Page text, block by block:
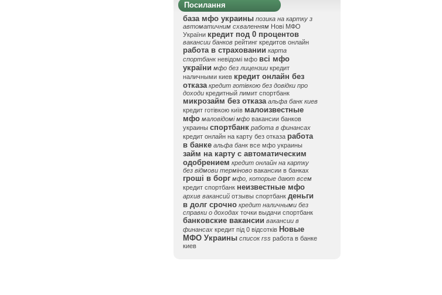
Посилання
база мфо украины позика на картку з
автоматичним схваленням Нові МФО
України кредит под 0 процентов
вакансии банков рейтинг кредитов онлайн
работа в страховании карта
спортбанк невідомі мфо всі мфо
україни мфо без лицензии кредит
наличными киев кредит онлайн без
отказа кредит готівкою без довідки про
доходи кредитный лимит спортбанк
микрозайм без отказа альфа банк киев
кредит готівкою київ малоизвестные
мфо маловідомі мфо вакансии банков
украины спортбанк работа в финансах
кредит онлайн на карту без отказа работа
в банке альфа банк все мфо украины
займ на карту с автоматическим
одобрением кредит онлайн на картку
без відмови терміново вакансии в банках
гроші в борг мфо, которые дают всем
кредит спортбанк неизвестные мфо
архив вакансий отзывы спортбанк деньги
в долг срочно кредит наличными без
справки о доходах точки выдачи спортбанк
банковские вакансии вакансии в
финансах кредит під 0 відсотків Новые
МФО Украины список rss работа в банке
киев